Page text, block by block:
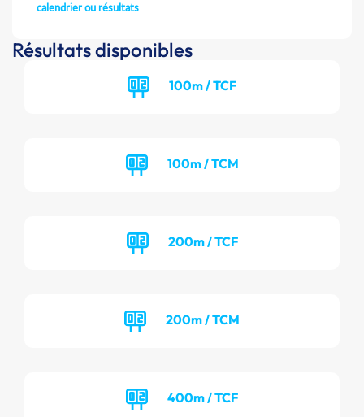
calendrier ou résultats
Résultats disponibles
100m / TCF
100m / TCM
200m / TCF
200m / TCM
400m / TCF